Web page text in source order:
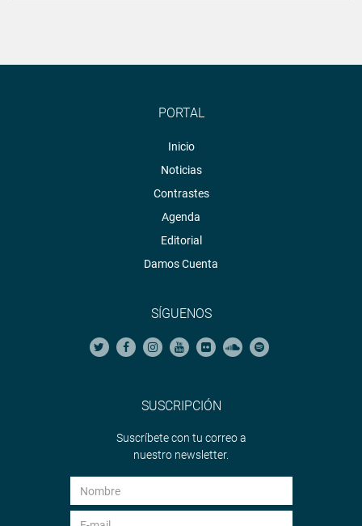
PORTAL
Inicio
Noticias
Contrastes
Agenda
Editorial
Damos Cuenta
SÍGUENOS
SUSCRIPCIÓN
Suscríbete con tu correo a
nuestro newsletter.